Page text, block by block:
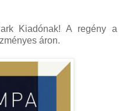
Kiadónak! A regény a
áron.